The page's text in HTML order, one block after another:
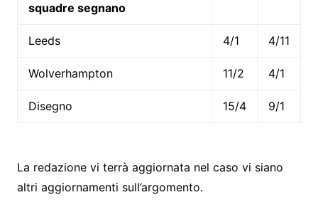
squadre segnano
Leeds 4/1 4/11
Wolverhampton 11/2 4/1
Disegno 15/4 9/1
La redazione vi terrà aggiornata nel caso vi siano
altri aggiornamenti sull’argomento.